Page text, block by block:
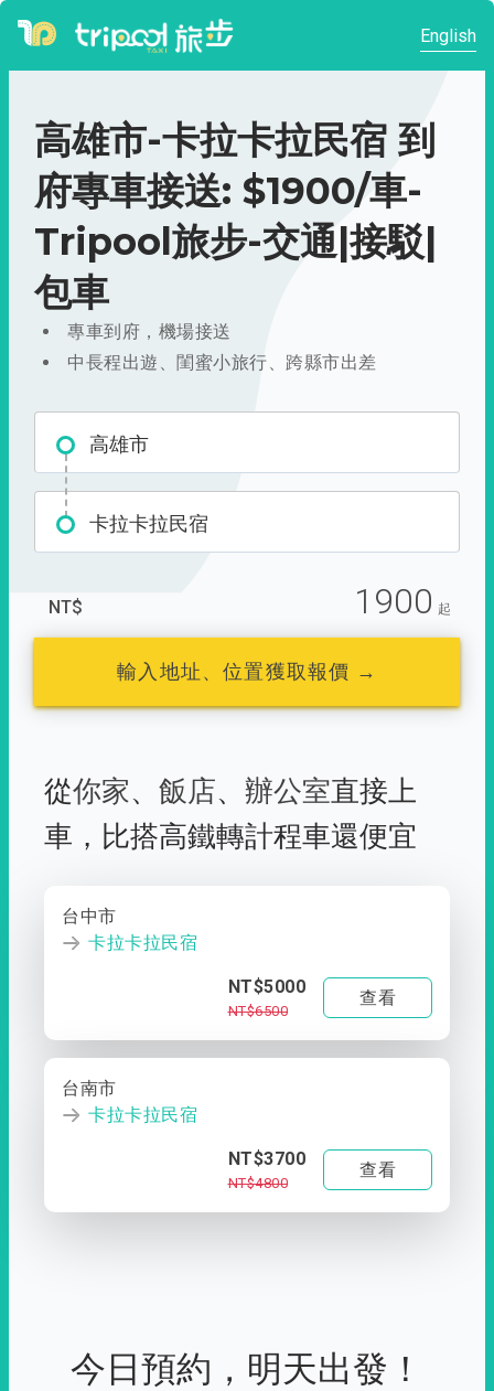
English
高雄市-卡拉卡拉民宿 到
府專車接送: $1900/車-
Tripool旅步-交通|接駁|
包車
專車到府，機場接送
中長程出遊、閨蜜小旅行、跨縣市出差
高雄市
卡拉卡拉民宿
NT$ 1900 起
輸入地址、位置獲取報價 →
從你家、 飯店、 辦公室直接上
車， 比搭高鐵轉計程車還便宜
台中市
卡拉卡拉民宿
NT$5000
NT$6500
查看
台南市
卡拉卡拉民宿
NT$3700
NT$4800
查看
今日預約，明天出發！